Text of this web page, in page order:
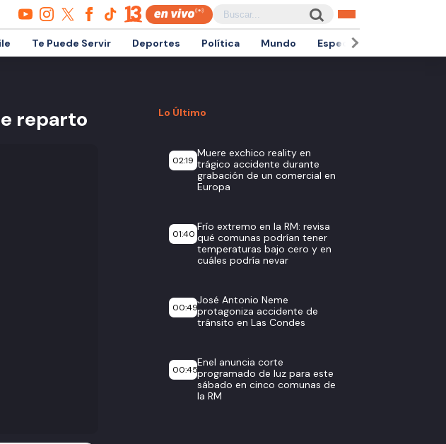
Te Puede Servir Deportes Política Mundo Espectáculos
reparto Lo Último
02:19
Muere exchico reality en
trágico accidente durante
grabación de un comercial en
Europa
01:40
Frío extremo en la RM: revisa
qué comunas podrían tener
temperaturas bajo cero y en
cuáles podría nevar
00:49
José Antonio Neme
protagoniza accidente de
tránsito en Las Condes
00:45
Enel anuncia corte
programado de luz para este
sábado en cinco comunas de
la RM